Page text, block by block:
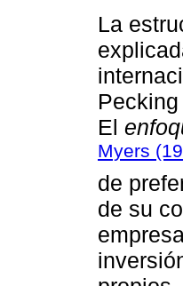
La
El
Myers
de
de su